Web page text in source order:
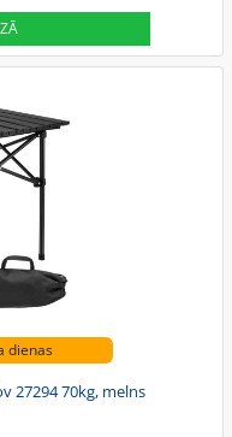
dienas
27294 70kg, melns